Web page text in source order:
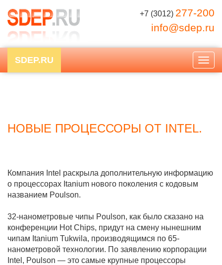
+7 (3012) 277-200
info@sdep.ru
SDEP.RU
НОВЫЕ ПРОЦЕССОРЫ ОТ INTEL.
Компания Intel раскрыла дополнительную информацию
о процессорах Itanium нового поколения с кодовым
названием Poulson.
32-нанометровые чипы Poulson, как было сказано на
конференции Hot Chips, придут на смену нынешним
чипам Itanium Tukwila, производящимся по 65-
нанометровой технологии. По заявлению корпорации
Intel, Poulson — это самые крупные процессоры